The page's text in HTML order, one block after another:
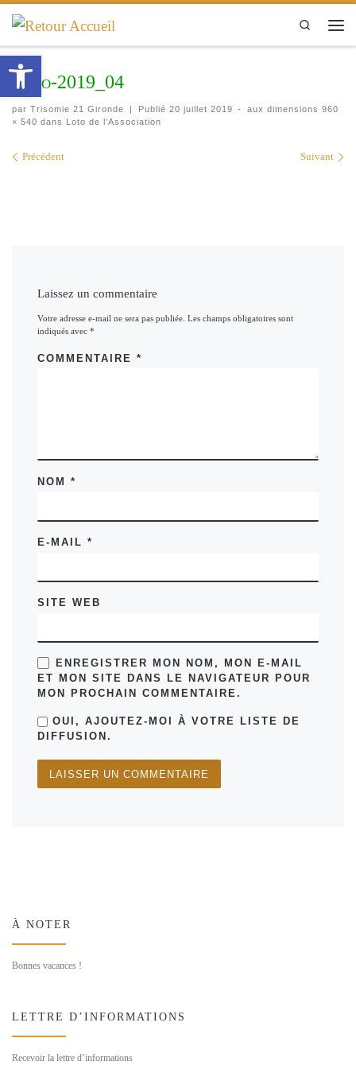
Passer au contenu
Search
Loto-2019_04
par Trisomie 21 Gironde | Publié 20 juillet 2019 - aux dimensions 960
× 540 dans Loto de l’Association
Navigation des images
Précédent Suivant
Laissez un commentaire
Votre adresse e-mail ne sera pas publiée. Les champs obligatoires sont
indiqués avec*
COMMENTAIRE*
NOM*
E-MAIL*
SITE WEB
ENREGISTRER MON NOM, MON E-MAIL
ET MON SITE DANS LE NAVIGATEUR POUR
MON PROCHAIN COMMENTAIRE.
OUI, AJOUTEZ-MOI À VOTRE LISTE DE
DIFFUSION.
À NOTER
Bonnes vacances !
LETTRE D’INFORMATIONS
Recevoir la lettre d’informations
Ouvrir la barre d’outils